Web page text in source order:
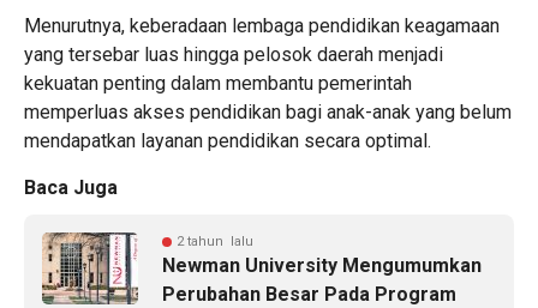
Menurutnya, keberadaan lembaga pendidikan keagamaan
yang tersebar luas hingga pelosok daerah menjadi
kekuatan penting dalam membantu pemerintah
memperluas akses pendidikan bagi anak-anak yang belum
mendapatkan layanan pendidikan secara optimal.
Baca Juga
2 tahun lalu
Newman University Mengumumkan
Perubahan Besar Pada Program